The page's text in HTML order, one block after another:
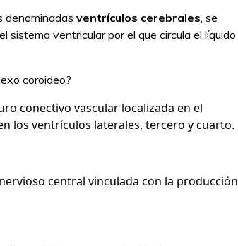
denominadas ventrículos cerebrales, se
ventricular por el que circula el líquido
coroideo?
conectivo vascular localizada en el
los ventrículos laterales, tercero y cuarto.
central vinculada con la producción